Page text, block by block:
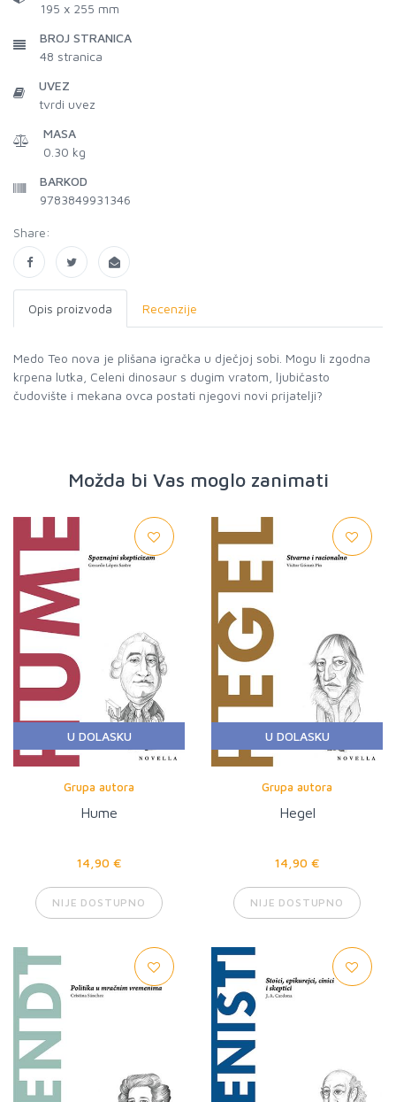
195 x 255 mm
BROJ STRANICA
48 stranica
UVEZ
tvrdi uvez
MASA
0.30 kg
BARKOD
9783849931346
Share:
Opis proizvoda Recenzije
Medo Teo nova je plišana igračka u dječjoj sobi. Mogu li zgodna
krpena lutka, Celeni dinosaur s dugim vratom, ljubičasto
čudovište i mekana ovca postati njegovi novi prijatelji?
Možda bi Vas moglo zanimati
U DOLASKU
Grupa autora
Hume
14,90 €
NIJE DOSTUPNO
U DOLASKU
Grupa autora
Hegel
14,90 €
NIJE DOSTUPNO